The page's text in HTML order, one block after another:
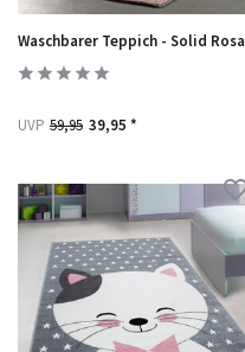
Waschbarer Teppich - Solid Rosa
UVP 59,95 39,95 *